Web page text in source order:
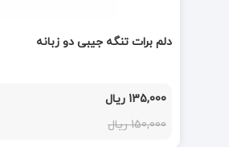
دلم برات تنگه جیبی دو زبانه
135,000 ریال
150,000 ریال